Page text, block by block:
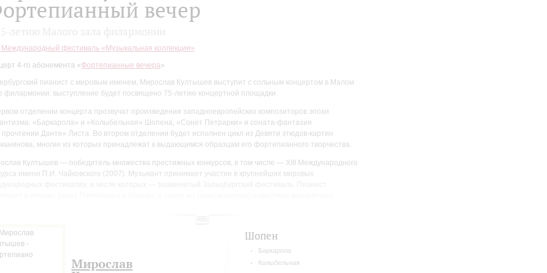
вечер
Международный фестиваль «Музыкальная коллекция»
4-го абонемента «Фортепианные вечера»
пианист с мировым именем, Мирослав Култышев выступит с сольным концертом в Малом
филармонии: выступление будет посвящено 75-летию концертной площадки.
отделении концерта прозвучат произведения западноевропейских композиторов эпохи
«Баркарола» и «Колыбельная» Шопена, «Сонет Петрарки» и соната-фантазия
Данте» Листа. Во втором отделении будет исполнен цикл из Девяти этюдов-картин
многие из которых принадлежат к выдающимся образцам его фортепианного творчества.
Култышев — победитель множества престижных конкурсов, в том числе — XIII Международного
имени П.И. Чайковского (2007). Музыкант принимает участие в крупнейших мировых
Мирослав
Шопен
Баркарола
Колыбельная